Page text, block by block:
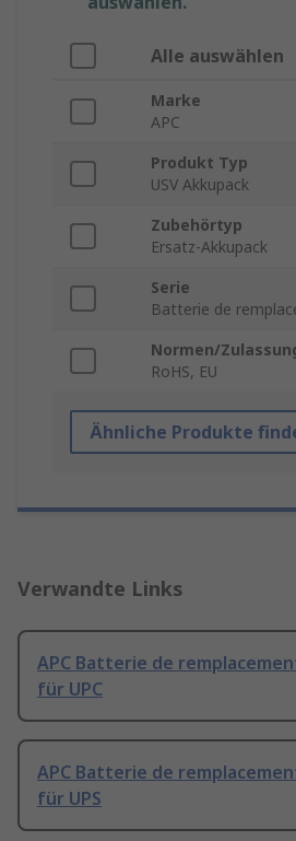
Alle auswählen
Marke
APC
Produkt Typ
USV Akkupack
Zubehörtyp
Ersatz-Akkupack
Serie
Batterie de
Normen/
RoHS, EU
Ähnliche Produkte
Verwandte Links
APC Batterie de
für UPC
APC Batterie de
für UPS